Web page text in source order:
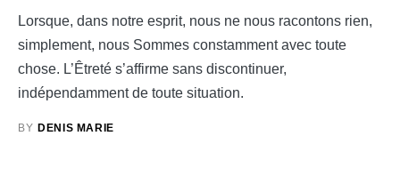
Lorsque, dans notre esprit, nous ne nous racontons rien,
simplement, nous Sommes constamment avec toute
chose. L’Êtreté s’affirme sans discontinuer,
indépendamment de toute situation.
BY DENIS MARIE